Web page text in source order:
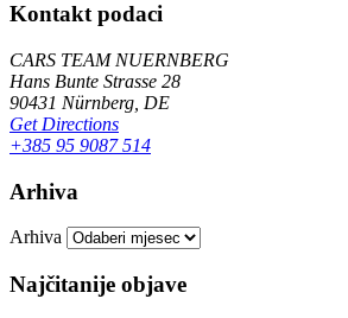
Kontakt podaci
CARS TEAM NUERNBERG
Hans Bunte Strasse 28
90431 Nürnberg, DE
Get Directions
+385 95 9087 514
Arhiva
Arhiva
Najčitanije objave